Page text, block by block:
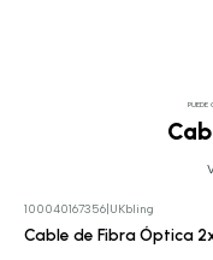
PUEDE
100040167356| UKbling
Cable de Fibra Óptica